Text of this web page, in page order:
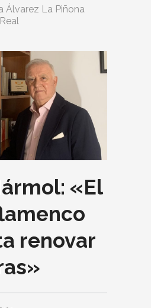
Álvarez La Piñona
«El
renovar